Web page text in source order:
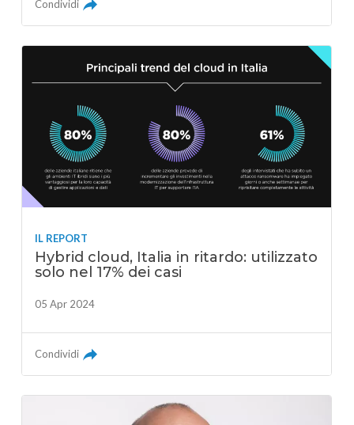
Condividi
IL REPORT
Hybrid cloud, Italia in ritardo: utilizzato
solo nel 17% dei casi
05 Apr 2024
Condividi